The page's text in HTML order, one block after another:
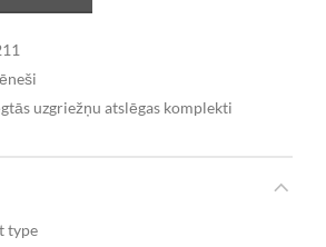
uzgriežņu atslēgas komplekti
type